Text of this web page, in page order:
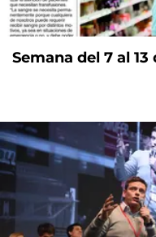
Semana del 7 al